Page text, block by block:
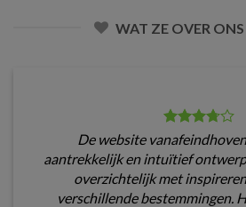
WAT ZE OVER
De website
aantrekkelijk en intuïtief
overzichtelijk met
verschillende bestemmingen.